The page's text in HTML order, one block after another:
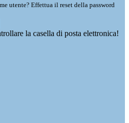
utente? Effettua il reset della password
la casella di posta elettronica!